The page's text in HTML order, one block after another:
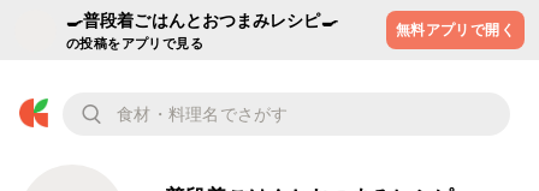
🍳普段着ごはんとおつまみレシピ🍳
の投稿をアプリで見る
無料アプリで開く